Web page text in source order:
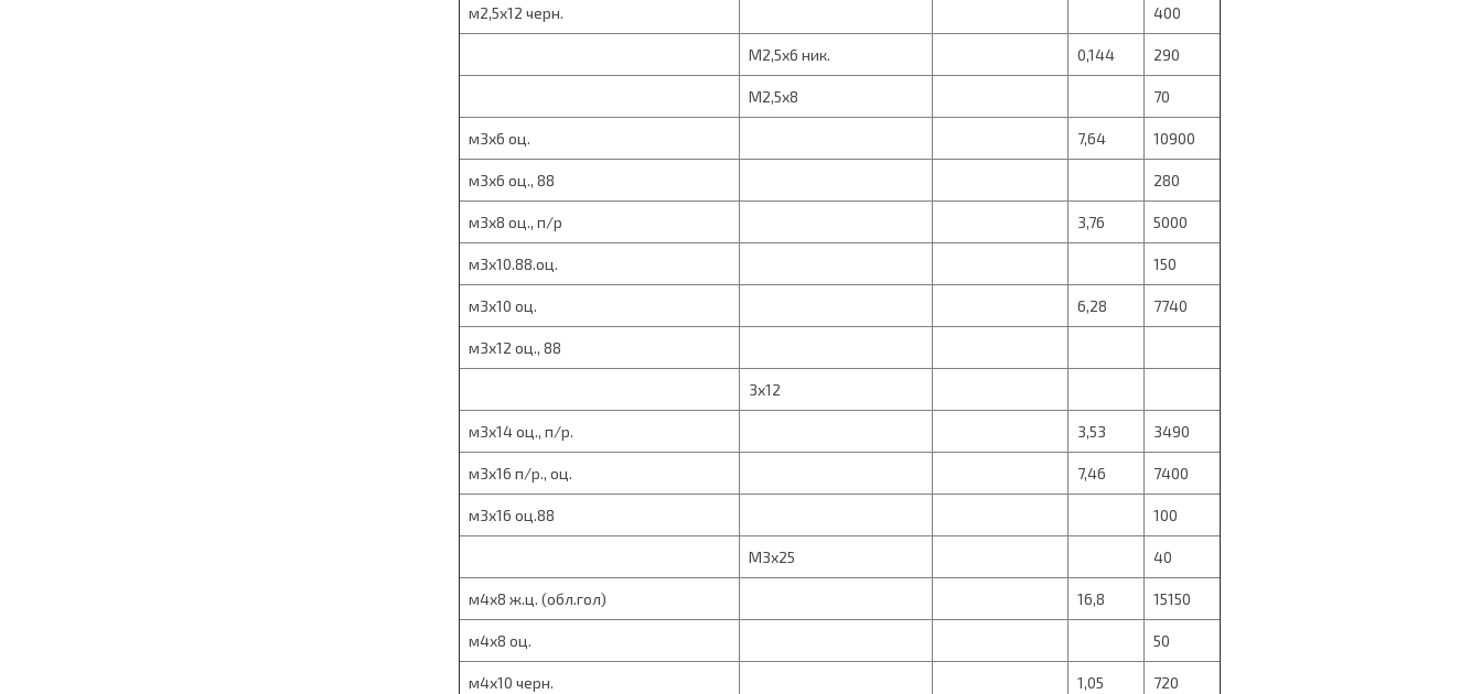
м2,5х12 черн. 400
М2,5х6 ник. 0,144 290
М2,5х8 70
м3х6 оц. 7,64 10900
м3х6 оц., 88 280
м3х8 оц., п/р 3,76 5000
м3х10.88.оц. 150
м3х10 оц. 6,28 7740
м3х12 оц., 88
3х12
м3х14 оц., п/р. 3,53 3490
м3х16 п/р., оц. 7,46 7400
м3х16 оц.88 100
М3х25 40
м4х8 ж.ц. (обл.гол) 16,8 15150
м4х8 оц. 50
м4х10 черн. 1,05 720